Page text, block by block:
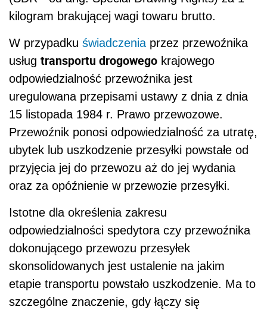
kilogram brakującej wagi towaru brutto.
W przypadku świadczenia przez przewoźnika
usług transportu drogowego krajowego
odpowiedzialność przewoźnika jest
uregulowana przepisami ustawy z dnia z dnia
15 listopada 1984 r. Prawo przewozowe.
Przewoźnik ponosi odpowiedzialność za utratę,
ubytek lub uszkodzenie przesyłki powstałe od
przyjęcia jej do przewozu aż do jej wydania
oraz za opóźnienie w przewozie przesyłki.
Istotne dla określenia zakresu
odpowiedzialności spedytora czy przewoźnika
dokonującego przewozu przesyłek
skonsolidowanych jest ustalenie na jakim
etapie transportu powstało uszkodzenie. Ma to
szczególne znaczenie, gdy łączy się